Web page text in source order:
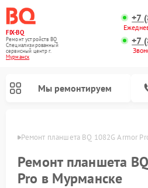
FIX-BQ
Ремонт устройств BQ
Специализированный
cервисный центр г.
Мурманск
+7
+7
Мы ремонтируем
Ремонт планшета BQ 1082G Armor
Ремонт планшета
Pro в Мурманске